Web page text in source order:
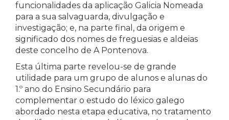
funcionalidades da aplicação Galicia Nomeada
para a sua salvaguarda, divulgação e
investigação; e, na parte final, da origem e
significado dos nomes de freguesias e aldeias
deste concelho de A Pontenova.
Esta última parte revelou-se de grande
utilidade para um grupo de alunos e alunas do
1.º ano do Ensino Secundário para
complementar o estudo do léxico galego
abordado nesta etapa educativa, no tratamento